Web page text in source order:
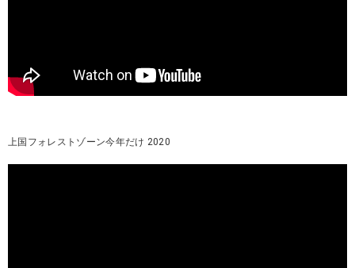
上国フォレストゾーン今年だけ 2020